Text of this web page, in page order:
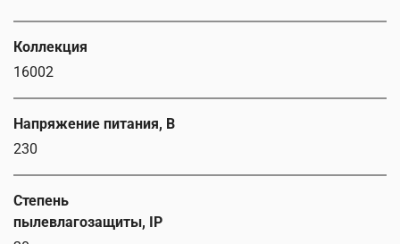
Коллекция
16002
Напряжение питания, В
230
Степень
пылевлагозащиты, IP